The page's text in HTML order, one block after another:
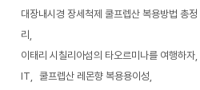
대장내시경 장세척제 쿨프렙산 복용방법 총정
리
이태리 시칠리아섬의 타오르미나를 여행하자
IT
쿨프렙산 레몬향 복용용이성